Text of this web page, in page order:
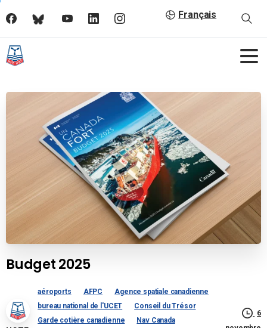
Français
Budget 2025
aéroports AFPC
Agence spatiale canadienne
bureau national de l'UCET
Conseil du Trésor
Garde cotière canadienne
Nav Canada
6